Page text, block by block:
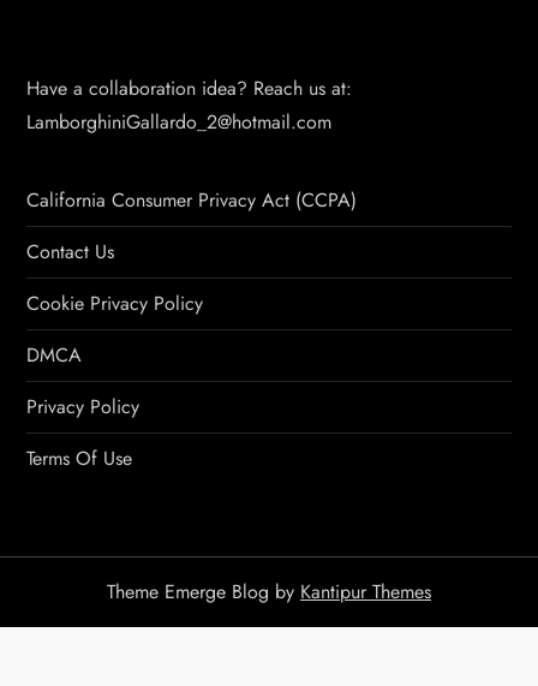
Have a collaboration idea? Reach us at:
LamborghiniGallardo_2@hotmail.com
California Consumer Privacy Act (CCPA)
Contact Us
Cookie Privacy Policy
DMCA
Privacy Policy
Terms Of Use
Theme Emerge Blog by Kantipur Themes